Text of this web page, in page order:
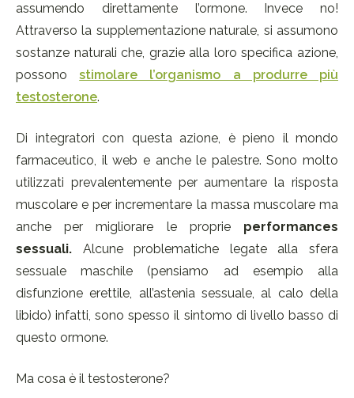
assumendo direttamente l’ormone. Invece no!
Attraverso la supplementazione naturale, si assumono
sostanze naturali che, grazie alla loro specifica azione,
possonostimolare l’organismo a produrre più
testosterone.
Di integratori con questa azione, è pieno il mondo
farmaceutico, il web e anche le palestre. Sono molto
utilizzati prevalentemente per aumentare la risposta
muscolare e per incrementare la massa muscolare ma
anche per migliorare le proprieperformances
sessuali. Alcune problematiche legate alla sfera
sessuale maschile (pensiamo ad esempio alla
disfunzione erettile, all’astenia sessuale, al calo della
libido) infatti, sono spesso il sintomo di livello basso di
questo ormone.
Ma cosa è il testosterone?